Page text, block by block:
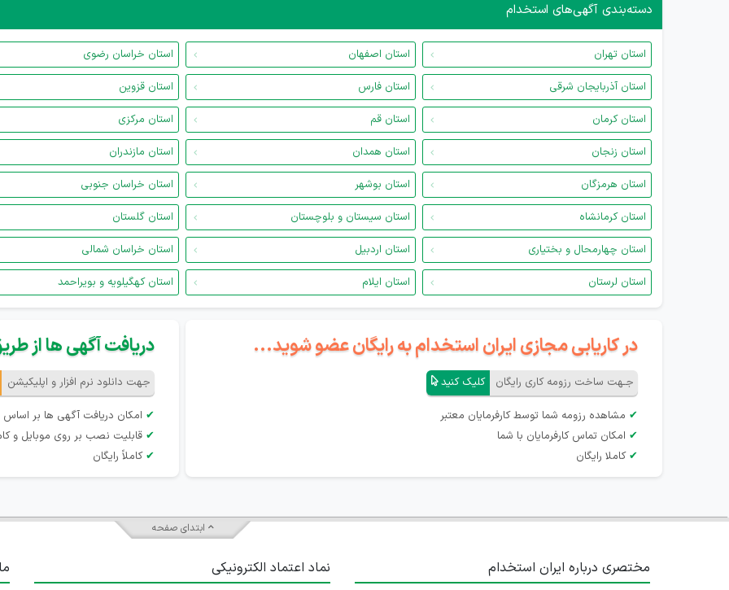
دسته‌بندی آگهی‌های استخدام
استان تهران استان اصفهان
استان خراسان رضوی
استان آذربایجان شرقی
استان فارس
استان قزوین
استان کرمان
استان قم
استان مرکزی
استان زنجان
استان همدان
استان مازندران
استان هرمزگان
استان بوشهر
استان خراسان جنوبی
استان کرمانشاه
استان سیستان و بلوچستان
استان گلستان
استان چهارمحال و بختیاری
استان اردبیل
استان خراسان شمالی
استان لرستان
استان ایلام استان کهگیلویه و بویراحمد
در کاریابی مجازی ایران استخدام به رایگان عضو شوید...
جـهت ساخت رزومه کاری رایگان کلیک کنید
✔ مشاهده رزومه شما توسط کارفرمایان معتبر
✔ امکان تماس کارفرمایان با شما
✔ کاملا رایگان
دریافت آگهی ها از
جهت دانلود نرم افزار و اپلیکیشن
✔ امکان دریافت آگهی ها بر
✔ قابلیت نصب بر روی موبایل و
✔ کاملاً رایگان
ابتدای صفحه
مختصری درباره ایران استخدام نماد اعتماد الکترونیکی